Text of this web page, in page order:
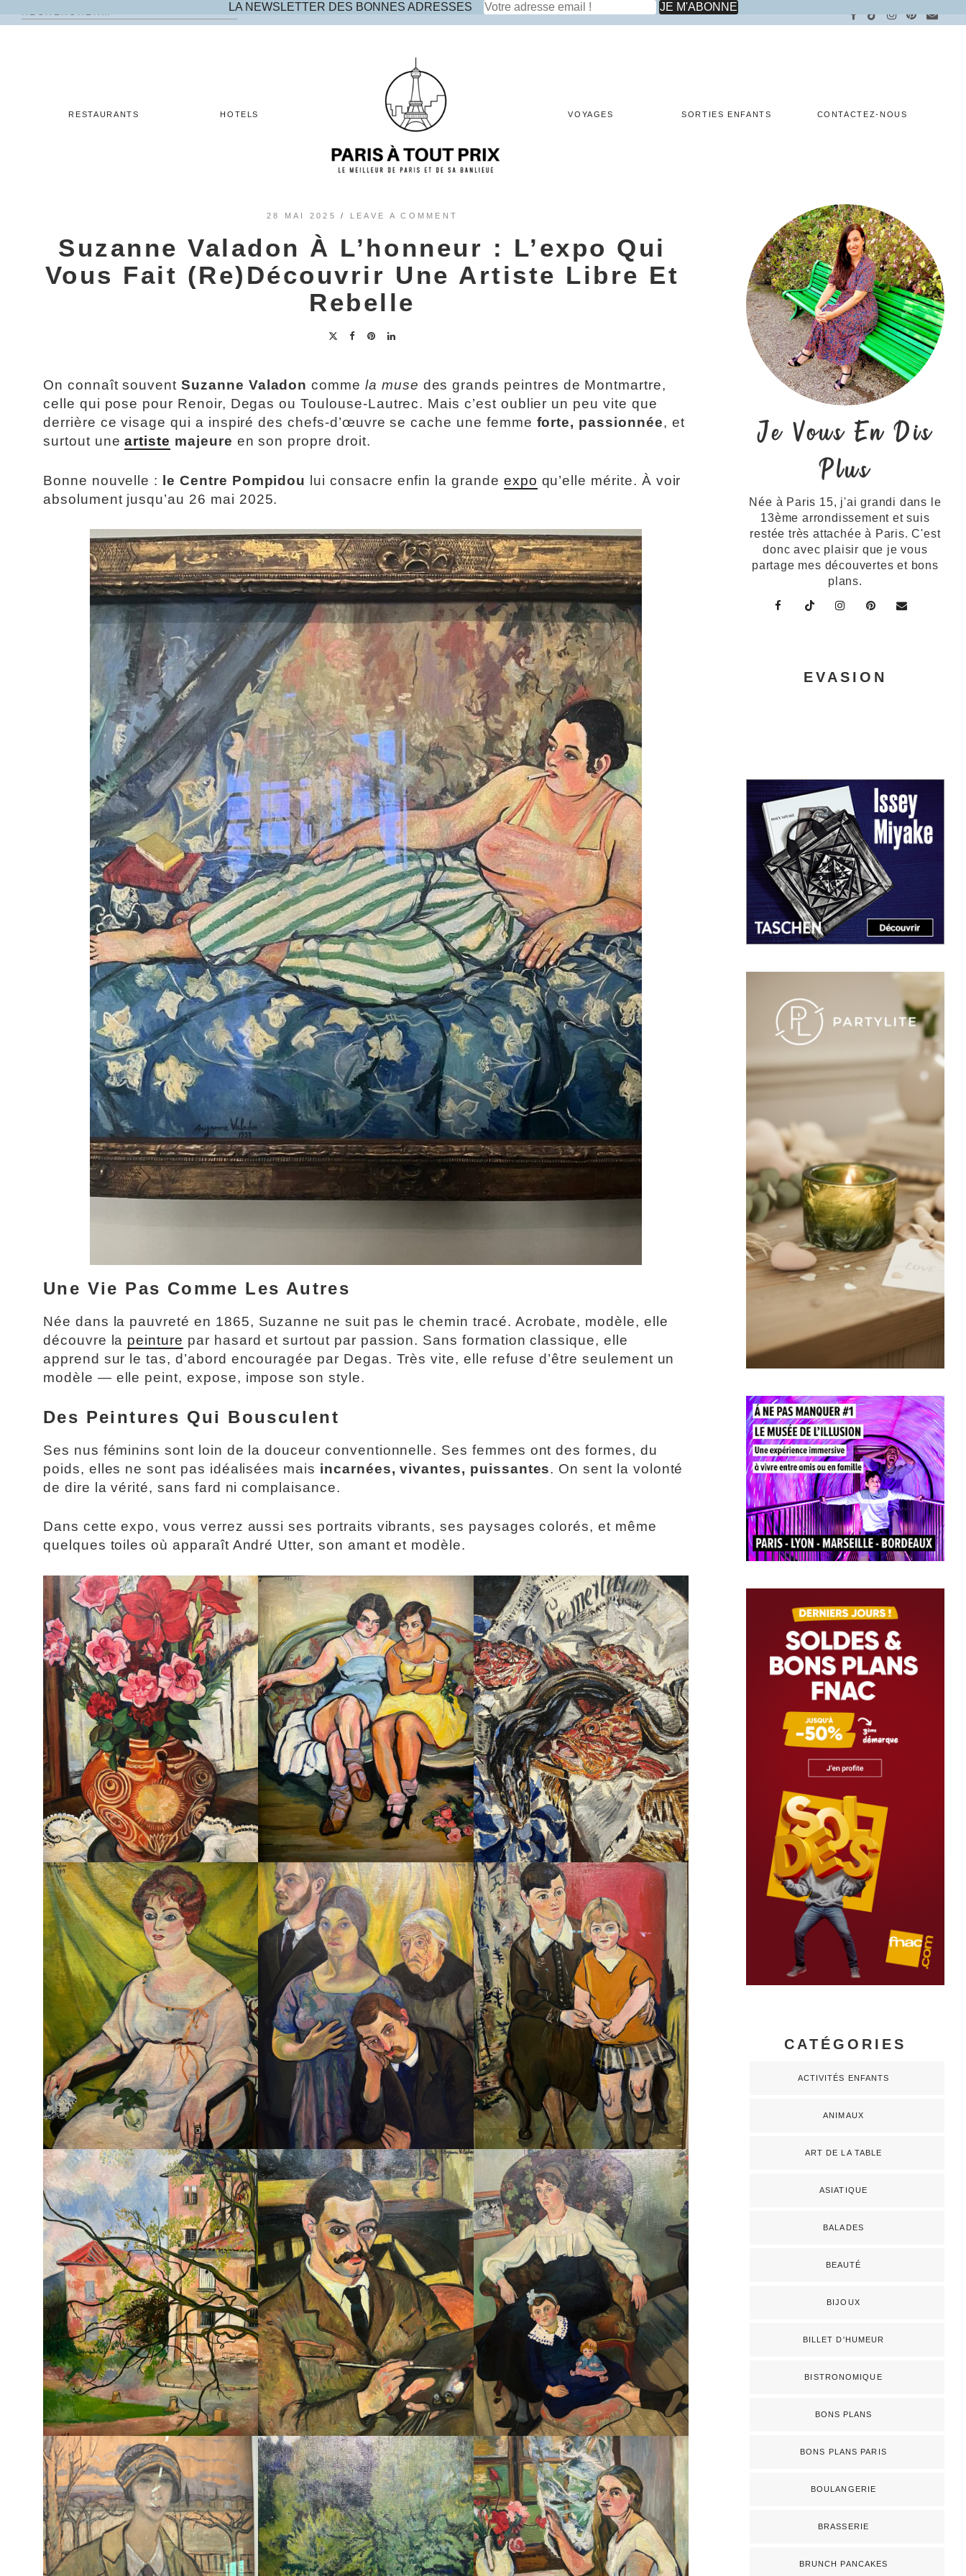
Rechercher :
RESTAURANTS HOTELS VOYAGES SORTIES ENFANTS CONTACTEZ-NOUS
28 MAI 2025 / LEAVE A COMMENT
Suzanne Valadon À L’honneur : L’expo Qui
Vous Fait (re)découvrir Une Artiste Libre Et
Rebelle
On connaît souvent Suzanne Valadon comme la muse des grands peintres de Montmartre,
celle qui pose pour Renoir, Degas ou Toulouse-Lautrec. Mais c’est oublier un peu vite que
derrière ce visage qui a inspiré des chefs-d’œuvre se cache une femme forte, passionnée, et
surtout uneartiste majeure en son propre droit.
Bonne nouvelle : le Centre Pompidou lui consacre enfin la grande expo qu’elle mérite. À voir
absolument jusqu’au 26 mai 2025.
Une Vie Pas Comme Les Autres
Née dans la pauvreté en 1865, Suzanne ne suit pas le chemin tracé. Acrobate, modèle, elle
découvre la peinture par hasard et surtout par passion. Sans formation classique, elle
apprend sur le tas, d’abord encouragée par Degas. Très vite, elle refuse d’être seulement un
modèle — elle peint, expose, impose son style.
Des Peintures Qui Bousculent
Ses nus féminins sont loin de la douceur conventionnelle. Ses femmes ont des formes, du
poids, elles ne sont pas idéalisées mais incarnées, vivantes, puissantes. On sent la volonté
de dire la vérité, sans fard ni complaisance.
Dans cette expo, vous verrez aussi ses portraits vibrants, ses paysages colorés, et même
quelques toiles où apparaît André Utter, son amant et modèle.
Je Vous En Dis
Plus
Née à Paris 15, j'ai grandi dans le
13ème arrondissement et suis
restée très attachée à Paris. C'est
donc avec plaisir que je vous
partage mes découvertes et bons
plans.
EVASION
CATÉGORIES
ACTIVITÉS ENFANTS
ANIMAUX
ART DE LA TABLE
ASIATIQUE
BALADES
BEAUTÉ
BIJOUX
BILLET D'HUMEUR
BISTRONOMIQUE
BONS PLANS
BONS PLANS PARIS
BOULANGERIE
BRASSERIE
BRUNCH PANCAKES
LA NEWSLETTER DES BONNES ADRESSES